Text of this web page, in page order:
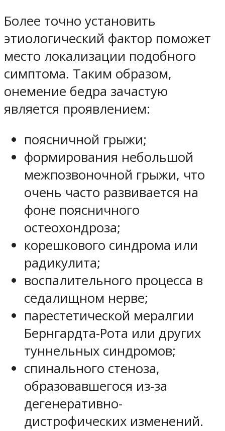
Более точно установить
этиологический фактор поможет
место локализации подобного
симптома. Таким образом,
онемение бедра зачастую
является проявлением:
поясничной грыжи;
формирования небольшой
межпозвоночной грыжи, что
очень часто развивается на
фоне поясничного
остеохондроза;
корешкового синдрома или
радикулита;
воспалительного процесса в
седалищном нерве;
парестетической мералгии
Бернгардта-Рота или других
туннельных синдромов;
спинального стеноза,
образовавшегося из-за
дегенеративно-
дистрофических изменений.